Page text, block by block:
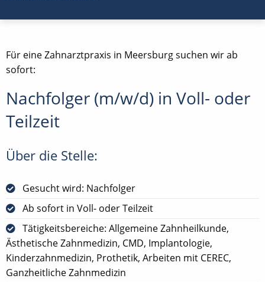
Für eine Zahnarztpraxis in Meersburg suchen wir ab
sofort:
Nachfolger (m/w/d) in Voll- oder
Teilzeit
Über die Stelle:
Gesucht wird: Nachfolger
Ab sofort in Voll- oder Teilzeit
Tätigkeitsbereiche: Allgemeine Zahnheilkunde,
Ästhetische Zahnmedizin, CMD, Implantologie,
Kinderzahnmedizin, Prothetik, Arbeiten mit CEREC,
Ganzheitliche Zahnmedizin